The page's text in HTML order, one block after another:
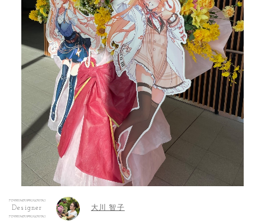
Designer 大川 智子